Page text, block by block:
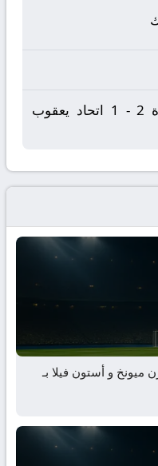
نهضة الزمامرة 2 - 1 اتحاد يعقوب
ميونخ و أستون فيلا بـ